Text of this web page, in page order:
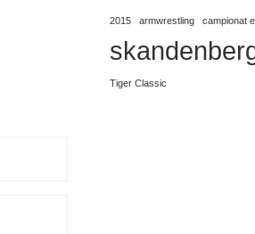
2015 armwrestling campionat
Tiger Classic